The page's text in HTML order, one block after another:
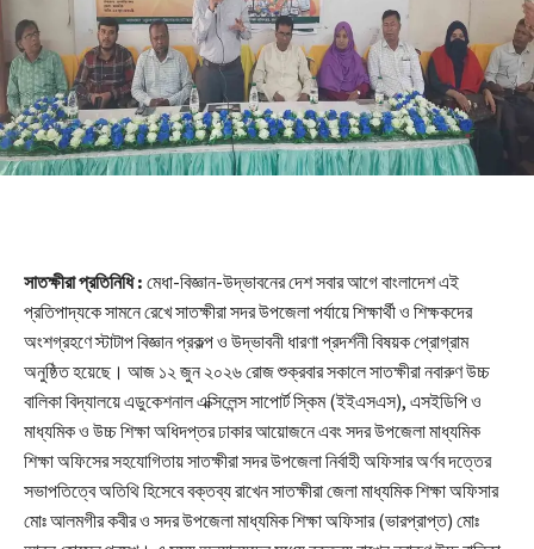
সাতক্ষীরা প্রতিনিধি : মেধা-বিজ্ঞান-উদ্ভাবনের দেশ সবার আগে বাংলাদেশ এই
প্রতিপাদ্যকে সামনে রেখে সাতক্ষীরা সদর উপজেলা পর্যায়ে শিক্ষার্থী ও শিক্ষকদের
অংশগ্রহণে স্টাটাপ বিজ্ঞান প্রকল্প ও উদ্ভাবনী ধারণা প্রদর্শনী বিষয়ক প্রোগ্রাম
অনুষ্ঠিত হয়েছে। আজ ১২ জুন ২০২৬ রোজ শুক্রবার সকালে সাতক্ষীরা নবারুণ উচ্চ
বালিকা বিদ্যালয়ে এডুকেশনাল এক্সিলেন্স সাপোর্ট স্কিম (ইইএসএস), এসইডিপি ও
মাধ্যমিক ও উচ্চ শিক্ষা অধিদপ্তর ঢাকার আয়োজনে এবং সদর উপজেলা মাধ্যমিক
শিক্ষা অফিসের সহযোগিতায় সাতক্ষীরা সদর উপজেলা নির্বাহী অফিসার অর্ণব দত্তের
সভাপতিত্বে অতিথি হিসেবে বক্তব্য রাখেন সাতক্ষীরা জেলা মাধ্যমিক শিক্ষা অফিসার
মোঃ আলমগীর কবীর ও সদর উপজেলা মাধ্যমিক শিক্ষা অফিসার (ভারপ্রাপ্ত) মোঃ